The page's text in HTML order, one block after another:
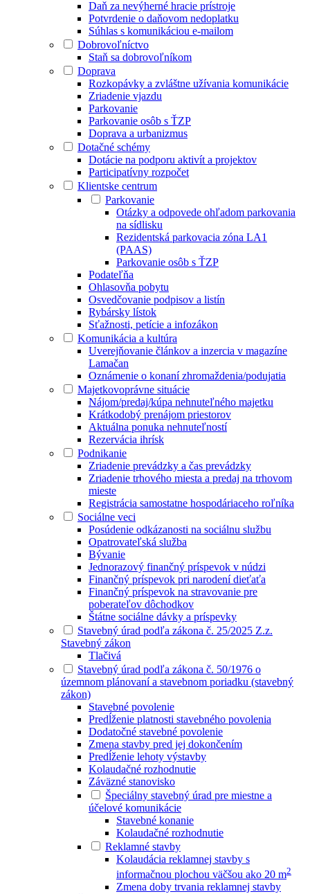
Daň za nevýherné hracie prístroje
Potvrdenie o daňovom nedoplatku
Súhlas s komunikáciou e-mailom
Dobrovoľníctvo
Staň sa dobrovoľníkom
Doprava
Rozkopávky a zvláštne užívania komunikácie
Zriadenie vjazdu
Parkovanie
Parkovanie osôb s ŤZP
Doprava a urbanizmus
Dotačné schémy
Dotácie na podporu aktivít a projektov
Participatívny rozpočet
Klientske centrum
Parkovanie
Otázky a odpovede ohľadom parkovania
na sídlisku
Rezidentská parkovacia zóna LA1
(PAAS)
Parkovanie osôb s ŤZP
Podateľňa
Ohlasovňa pobytu
Osvedčovanie podpisov a listín
Rybársky lístok
Sťažnosti, petície a infozákon
Komunikácia a kultúra
Uverejňovanie článkov a inzercia v magazíne
Lamačan
Oznámenie o konaní zhromaždenia/podujatia
Majetkovoprávne situácie
Nájom/predaj/kúpa nehnuteľného majetku
Krátkodobý prenájom priestorov
Aktuálna ponuka nehnuteľností
Rezervácia ihrísk
Podnikanie
Zriadenie prevádzky a čas prevádzky
Zriadenie trhového miesta a predaj na trhovom
mieste
Registrácia samostatne hospodáriaceho roľníka
Sociálne veci
Posúdenie odkázanosti na sociálnu službu
Opatrovateľská služba
Bývanie
Jednorazový finančný príspevok v núdzi
Finančný príspevok pri narodení dieťaťa
Finančný príspevok na stravovanie pre
poberateľov dôchodkov
Štátne sociálne dávky a príspevky
Stavebný úrad podľa zákona č. 25/2025 Z.z.
Stavebný zákon
Tlačivá
Stavebný úrad podľa zákona č. 50/1976 o
územnom plánovaní a stavebnom poriadku (stavebný
zákon)
Stavebné povolenie
Predĺženie platnosti stavebného povolenia
Dodatočné stavebné povolenie
Zmena stavby pred jej dokončením
Predĺženie lehoty výstavby
Kolaudačné rozhodnutie
Záväzné stanovisko
Špeciálny stavebný úrad pre miestne a
účelové komunikácie
Stavebné konanie
Kolaudačné rozhodnutie
Reklamné stavby
Kolaudácia reklamnej stavby s
informačnou plochou väčšou ako 20 m2
Zmena doby trvania reklamnej stavby